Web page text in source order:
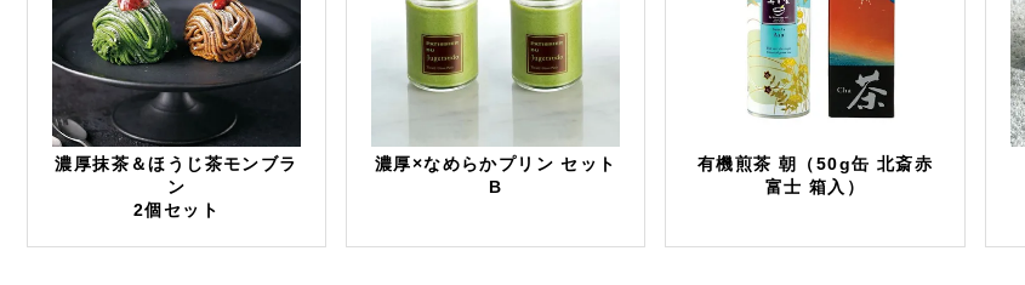
濃厚抹茶＆ほうじ茶モンブラ
ン
2個セット
濃厚×なめらかプリン セット
B
有機煎茶 朝（50g缶 北斎赤
富士 箱入）